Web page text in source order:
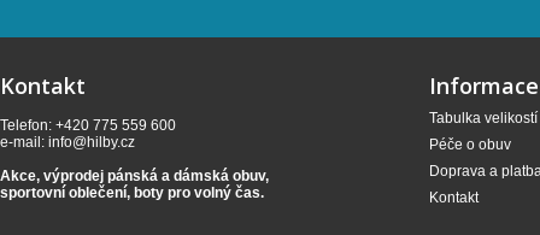
Kontakt
Telefon: +420 775 559 600
e-mail: info@hilby.cz
Akce, výprodej pánská a dámská obuv,
sportovní oblečení, boty pro volný čas.
Informace
Tabulka velikostí
Péče o obuv
Doprava a
Kontakt